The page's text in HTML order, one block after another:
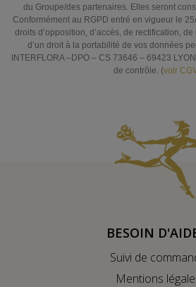
du Groupe/des partenaires. Elles seront
Conformément au RGPD entré en vigueur le
droits d’opposition, d’accès, de rectification,
d’un droit à la portabilité de vos données
INTERFLORA –DPO – CS 73646 – 69423
de contrôle. (voir
BESOIN
Suivi de
Mentions